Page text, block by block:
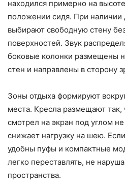
находился примерно на
положении сидя. При наличии
выбирают свободную стену
поверхностей. Звук
боковые колонки размещены
стен и направлены в сторону
Зоны отдыха формируют
места. Кресла размещают
смотрел на экран под углом
снижает нагрузку на шею.
удобны пуфы и компактные
легко переставлять, не
пространства.